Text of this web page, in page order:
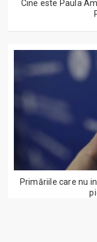
Cine este Paula
Primăriile care nu